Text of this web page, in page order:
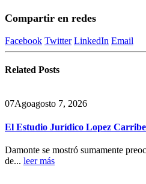
Compartir en redes
Facebook Twitter LinkedIn Email
Related Posts
07Agoagosto 7, 2026
El Estudio Jurídico Lopez
Damonte se mostró sumamente
de... leer más